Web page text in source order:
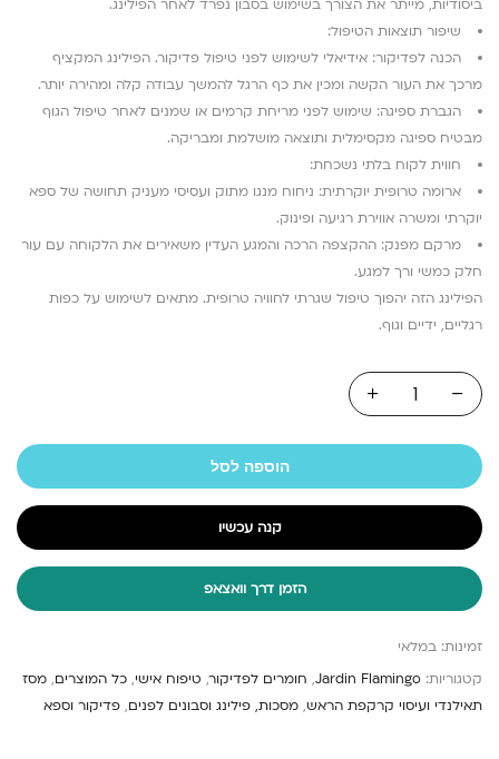
ביסודיות, מייתר את הצורך בשימוש בסבון נפרד לאחר הפילינג.
שיפור תוצאות הטיפול:
הכנה לפדיקור: אידיאלי לשימוש לפני טיפול פדיקור. הפילינג המקציף
מרכך את העור הקשה ומכין את כף הרגל להמשך עבודה קלה ומהירה יותר.
הגברת ספיגה: שימוש לפני מריחת קרמים או שמנים לאחר טיפול הגוף
מבטיח ספיגה מקסימלית ותוצאה מושלמת ומבריקה.
חווית לקוח בלתי נשכחת:
ארומה טרופית יוקרתית: ניחוח מנגו מתוק ועסיסי מעניק תחושה של ספא
יוקרתי ומשרה אווירת רגיעה ופינוק.
מרקם מפנק: ההקצפה הרכה והמגע העדין משאירים את הלקוחה עם עור
חלק כמשי ורך למגע.
הפילינג הזה יהפוך טיפול שגרתי לחוויה טרופית. מתאים לשימוש על כפות
רגליים, ידיים וגוף.
הוספה לסל
קנה עכשיו
הזמן דרך וואצאפ
זמינות: במלאי
קטגוריות: Jardin Flamingo
, חומרים לפדיקור, טיפוח אישי, כל המוצרים, מסז
תאילנדי ועיסוי קרקפת הראש, מסכות, פילינג וסבונים לפנים, פדיקור וספא